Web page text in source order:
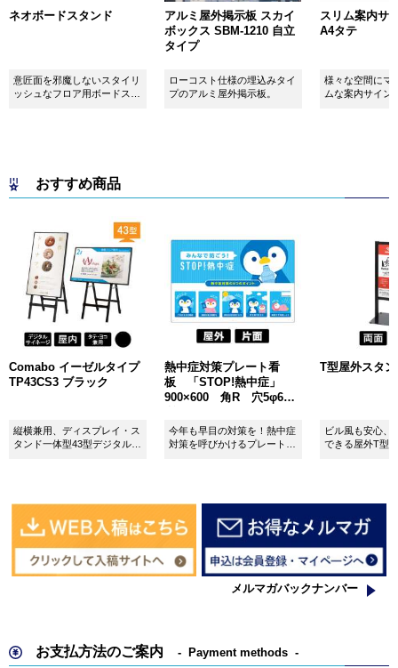
ネオボードスタンド
意匠面を邪魔しないスタイリ
ッシュなフロア用ボードスタ
アルミ屋外掲示板 スカイ
ボックス SBM-1210 自立
タイプ
ローコスト仕様の埋込みタイ
プのアルミ屋外掲示板。
スリム案内サ
A4タテ
様々な空間にマ
ムな案内サイン
おすすめ商品
Comabo イーゼルタイプ
TP43CS3 ブラック
縦横兼用、ディスプレイ・ス
タンド一体型43型デジタルサ
熱中症対策プレート看
板 「STOP!熱中症」
900×600 角R 穴5φ6カ
今年も早目の対策を！熱中症
対策を呼びかけるプレート看
T型屋外スタ
ビル風も安心、
できる屋外T型
メルマガバックナンバー
お支払方法のご案内 Payment methods